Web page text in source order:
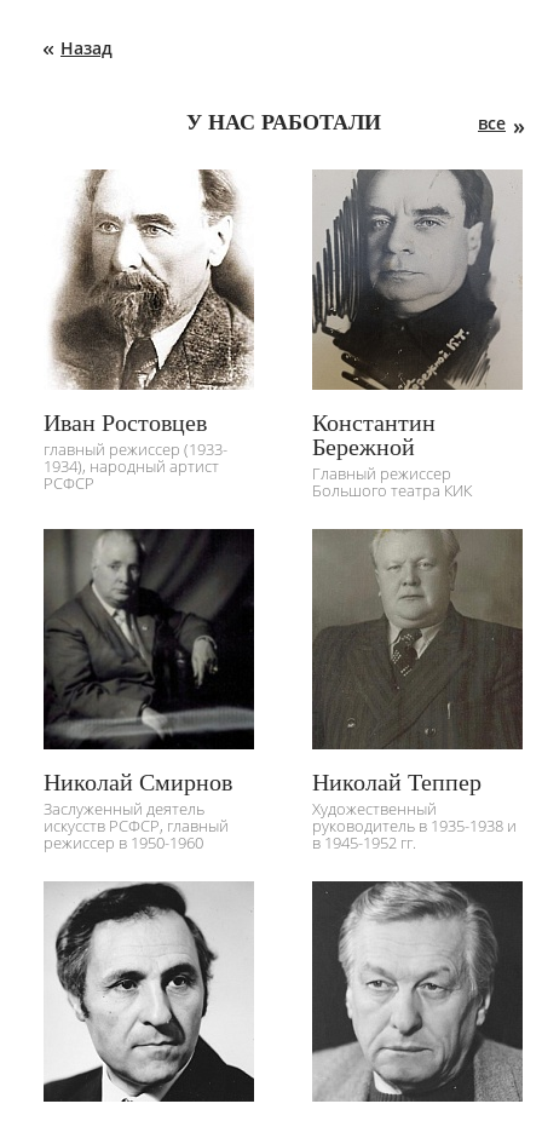
Назад
У НАС РАБОТАЛИ все
Иван Ростовцев
главный режиссер (1933-
1934), народный артист
РСФСР
Константин
Бережной
Главный режиссер
Большого театра КИК
Николай Смирнов
Заслуженный деятель
искусств РСФСР, главный
режиссер в 1950-1960
Николай Теппер
Художественный
руководитель в 1935-1938 и
в 1945-1952 гг.